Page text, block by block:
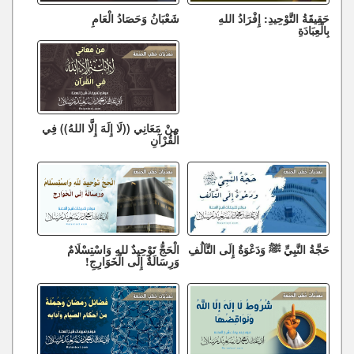
حَقِيقَةُ التَّوْحِيدِ: إِفْرَادُ اللهِ
بِالْعِبَادَةِ
شَعْبَانُ وَحَصَادُ الْعَامِ
مِنْ مَعَانِي ((لَا إِلَهَ إِلَّا اللهُ)) فِي
الْقُرْآنِ
حَجَّةُ النَّبِيِّ ﷺ وَدَعْوَةٌ إِلَى التَّآلُفِ الْحَجُّ تَوْحِيدٌ للهِ وَاسْتِسْلَامٌ
وَرِسَالَةٌ إِلَى الْخَوَارِجِ!